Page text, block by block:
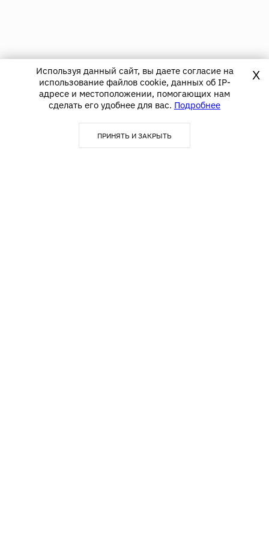
Используя данный сайт, вы даете согласие на
использование файлов cookie, данных об IP-
адресе и местоположении, помогающих нам
сделать его удобнее для вас. Подробнее
ПРИНЯТЬ И ЗАКРЫТЬ
X